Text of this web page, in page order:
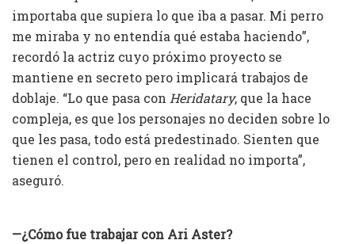
importaba que supiera lo que iba a pasar. Mi perro
me miraba y no entendía qué estaba haciendo”,
recordó la actriz cuyo próximo proyecto se
mantiene en secreto pero implicará trabajos de
doblaje. “Lo que pasa con Heridatary, que la hace
compleja, es que los personajes no deciden sobre lo
que les pasa, todo está predestinado. Sienten que
tienen el control, pero en realidad no importa”,
aseguró.
—¿Cómo fue trabajar con Ari Aster?